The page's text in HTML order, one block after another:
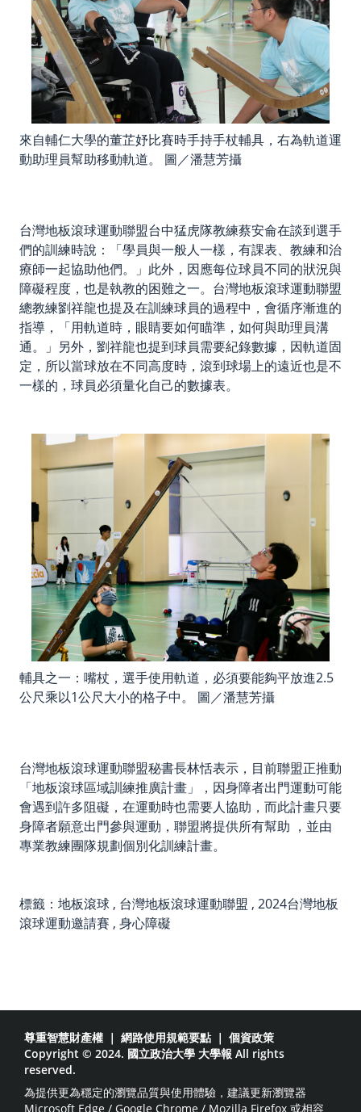
來自輔仁大學的董芷妤比賽時手持手杖輔具，右為軌道運
動助理員幫助移動軌道。 圖／潘慧芳攝
台灣地板滾球運動聯盟台中猛虎隊教練蔡安侖在談到選手
們的訓練時說：「學員與一般人一樣，有課表、教練和治
療師一起協助他們。」此外，因應每位球員不同的狀況與
障礙程度，也是執教的困難之一。台灣地板滾球運動聯盟
總教練劉祥龍也提及在訓練球員的過程中，會循序漸進的
指導，「用軌道時，眼睛要如何瞄準，如何與助理員溝
通。」另外，劉祥龍也提到球員需要紀錄數據，因軌道固
定，所以當球放在不同高度時，滾到球場上的遠近也是不
一樣的，球員必須量化自己的數據表。
輔具之一：嘴杖，選手使用軌道，必須要能夠平放進2.5
公尺乘以1公尺大小的格子中。 圖／潘慧芳攝
台灣地板滾球運動聯盟秘書長林恬表示，目前聯盟正推動
「地板滾球區域訓練推廣計畫」，因身障者出門運動可能
會遇到許多阻礙，在運動時也需要人協助，而此計畫只要
身障者願意出門參與運動，聯盟將提供所有幫助 ，並由
專業教練團隊規劃個別化訓練計畫。
標籤： 地板滾球 , 台灣地板滾球運動聯盟 , 2024台灣地板
滾球運動邀請賽 , 身心障礙
尊重智慧財產權 ｜ 網路使用規範要點 ｜ 個資政策
Copyright © 2024. 國立政治大學 大學報 All rights
reserved.
為提供更為穩定的瀏覽品質與使用體驗，建議更新瀏覽器
Microsoft Edge / Google Chrome / Mozilla Firefox 或相容